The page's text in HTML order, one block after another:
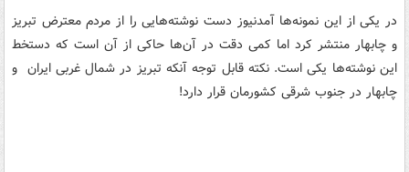
در یکی از این نمونه‌ها آمدنیوز دست نوشته‌هایی را از مردم معترض تبریز
و چابهار منتشر کرد اما کمی دقت در آن‌ها حاکی از آن است که دستخط
این نوشته‌ها یکی است. نکته قابل توجه آنکه تبریز در شمال غربی ایران و
چابهار در جنوب شرقی کشورمان قرار دارد!